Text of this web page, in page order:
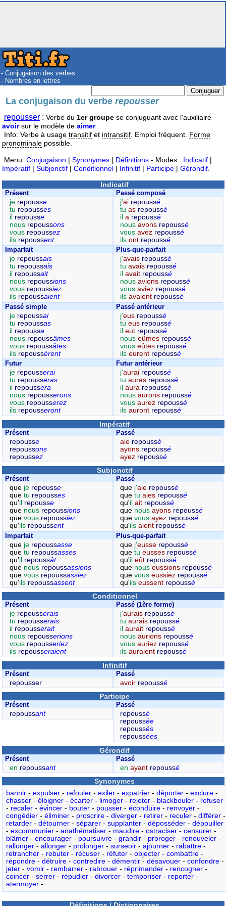
- Conjugaison des verbes
- Nombres en lettres
La conjugaison du verberepousser
repousser : Verbe du 1er groupe se conjuguant avec l'auxiliaire
avoirsur le modèle de aimer
Info: Verbe à usage transitif et intransitif . Emploi fréquent. Forme
pronominale possible.
Menu: Conjugaison | Synonymes | Définitions - Modes : Indicatif |
Impératif | Subjonctif | Conditionnel | Infinitif | Participe | Gérondif
Indicatif
Présent
je repousse
tu repousses
il repousse
nous repoussons
vous repoussez
ils repoussent
Passé composé
j'ai repoussé
tuas repoussé
ila repoussé
nousavons repoussé
vousavez repoussé
ilsont repoussé
Imparfait
je repoussais
tu repoussais
il repoussait
nous repoussions
vous repoussiez
ils repoussaient
Plus-que-parfait
j'avais repoussé
tuavais repoussé
ilavait repoussé
nousavions repoussé
vousaviez repoussé
ilsavaient repoussé
Passé simple
je repoussai
tu repoussas
il repoussa
nous repoussâmes
vous repoussâtes
ils repoussèrent
Passé antérieur
j'eus repoussé
tueus repoussé
ileut repoussé
nouseûmes repoussé
vouseûtes repoussé
ilseurent repoussé
Futur
je repousserai
tu repousseras
il repoussera
nous repousserons
vous repousserez
ils repousseront
Futur antérieur
j'aurai repoussé
tuauras repoussé
ilaura repoussé
nousaurons repoussé
vousaurez repoussé
ilsauront repoussé
Impératif
Présent
repousse
repoussons
repoussez
Passé
aie repoussé
ayons repoussé
ayez repoussé
Subjonctif
Présent
que je repousse
que tu repousses
qu'il repousse
que nous repoussions
que vous repoussiez
qu'ils repoussent
Passé
que j'aie repoussé
quetuaies repoussé
qu'ilait repoussé
que nousayons repoussé
quevousayez repoussé
qu'ilsaient repoussé
Imparfait
que je repoussasse
que tu repoussasses
qu'il repoussât
que nous repoussassions
que vous repoussassiez
qu'ils repoussassent
Plus-que-parfait
que j'eusse repoussé
quetueusses repoussé
qu'ileût repoussé
que nouseussions repoussé
quevouseussiez repoussé
qu'ilseussent repoussé
Conditionnel
Présent
je repousserais
tu repousserais
il repousserait
nous repousserions
vous repousseriez
ils repousseraient
Passé (1ère forme)
j'aurais repoussé
tuaurais repoussé
ilaurait repoussé
nousaurions repoussé
vousauriez repoussé
ilsauraient repoussé
Infinitif
Présent
repousser
Passé
avoir repoussé
Participe
Présent
repoussant
Passé
repoussé
repoussée
repoussés
repoussées
Gérondif
Présent
en repoussant
Passé
enayant repoussé
Synonymes
bannir- expulser- refouler- exiler- expatrier- déporter- exclure-
chasser- éloigner- écarter- limoger- rejeter- blackbouler- refuser
- recaler- évincer- bouter- pousser- éconduire- renvoyer-
congédier- éliminer- proscrire- diverger- retirer- reculer- différer-
retarder- détourner- séparer- supplanter- déposséder- dépouiller
- excommunier- anathématiser- maudire- ostraciser- censurer-
blâmer- encourager- poursuivre- grandir- proroger- renouveler-
rallonger- allonger- prolonger- surseoir- ajourner- rabattre-
retrancher- rebuter- récuser- réfuter- objecter- combattre-
répondre- détruire- contredire- démentir- désavouer- confondre-
jeter- vomir- rembarrer- rabrouer- réprimander- rencogner-
coincer- serrer- répudier- divorcer- temporiser- reporter-
atermoyer-